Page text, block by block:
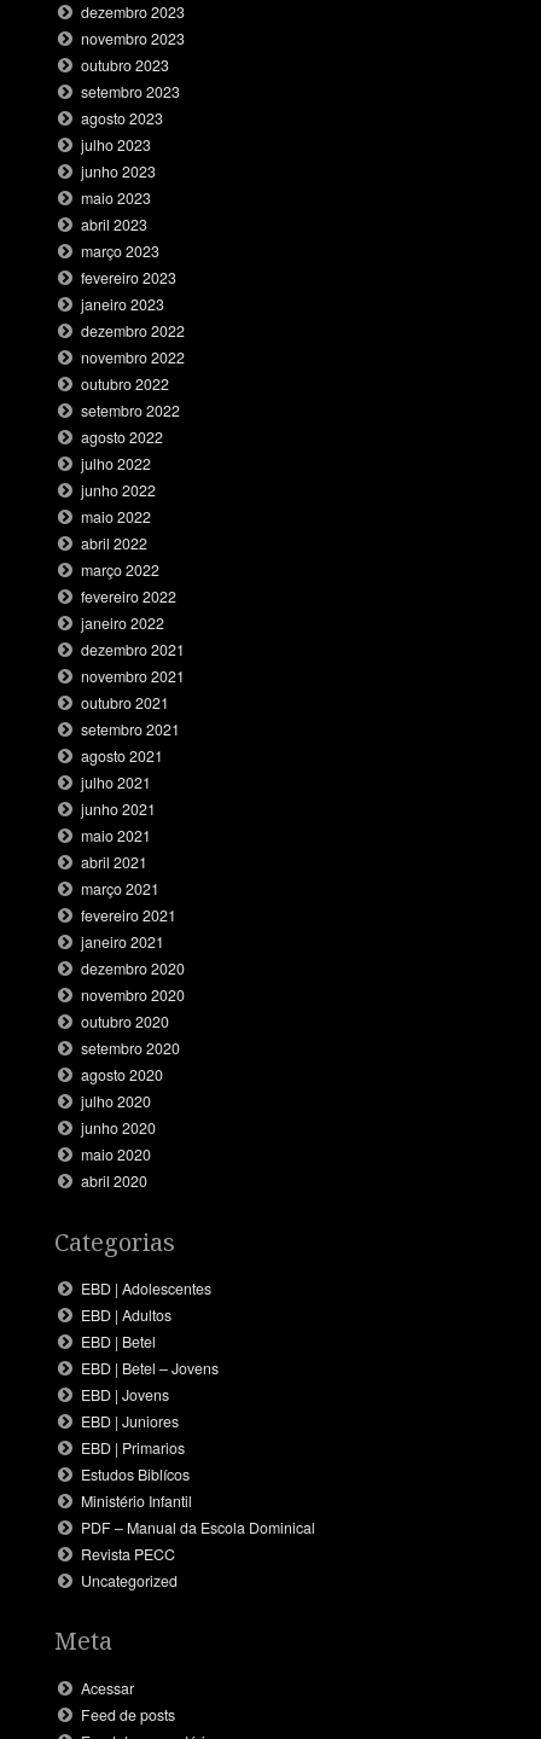
dezembro 2023
novembro 2023
outubro 2023
setembro 2023
agosto 2023
julho 2023
junho 2023
maio 2023
abril 2023
março 2023
fevereiro 2023
janeiro 2023
dezembro 2022
novembro 2022
outubro 2022
setembro 2022
agosto 2022
julho 2022
junho 2022
maio 2022
abril 2022
março 2022
fevereiro 2022
janeiro 2022
dezembro 2021
novembro 2021
outubro 2021
setembro 2021
agosto 2021
julho 2021
junho 2021
maio 2021
abril 2021
março 2021
fevereiro 2021
janeiro 2021
dezembro 2020
novembro 2020
outubro 2020
setembro 2020
agosto 2020
julho 2020
junho 2020
maio 2020
abril 2020
Categorias
EBD | Adolescentes
EBD | Adultos
EBD | Betel
EBD | Betel – Jovens
EBD | Jovens
EBD | Juniores
EBD | Primarios
Estudos Biblícos
Ministério Infantil
PDF – Manual da Escola Dominical
Revista PECC
Uncategorized
Meta
Acessar
Feed de posts